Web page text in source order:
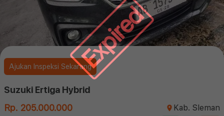
Expired
Ajukan Inspeksi Sekarang
Suzuki Ertiga Hybrid
Rp. 205.000.000
Kab. Sleman